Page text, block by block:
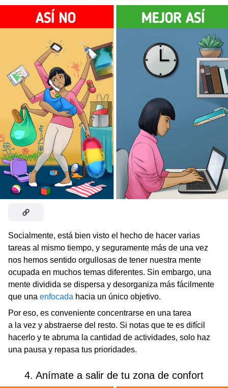
Socialmente, está bien visto el hecho de hacer varias
tareas al mismo tiempo, y seguramente más de una vez
nos hemos sentido orgullosas de tener nuestra mente
ocupada en muchos temas diferentes. Sin embargo, una
mente dividida se dispersa y desorganiza más fácilmente
que una enfocada hacia un único objetivo.
Por eso, es conveniente concentrarse en una tarea
a la vez y abstraerse del resto. Si notas que te es difícil
hacerlo y te abruma la cantidad de actividades, solo haz
una pausa y repasa tus prioridades.
4. Anímate a salir de tu zona de confort